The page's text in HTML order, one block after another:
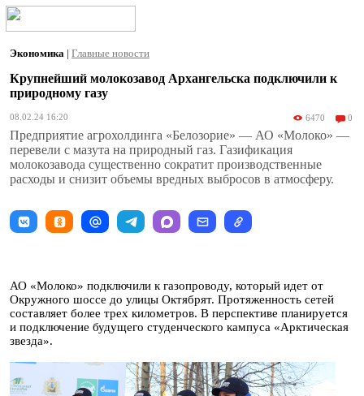
Экономика | Главные новости
Крупнейший молокозавод Архангельска подключили к
природному газу
08.02.24 16:20 6470 0
Предприятие агрохолдинга «Белозорие» — АО «Молоко» —
перевели с мазута на природный газ. Газификация
молокозавода существенно сократит производственные
расходы и снизит объемы вредных выбросов в атмосферу.
АО «Молоко» подключили к газопроводу, который идет от
Окружного шоссе до улицы Октябрят. Протяженность сетей
составляет более трех километров. В перспективе планируется
и подключение будущего студенческого кампуса «Арктическая
звезда».